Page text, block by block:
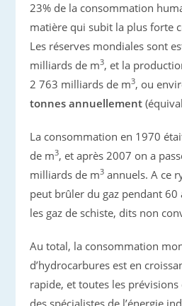
23% de la consommation
matière qui subit la plus forte
Les réserves mondiales sont
milliards de m3, et la
2 763 milliards de m3, ou
tonnes annuellement
La consommation en 1970
de m3, et après 2007 on a
milliards de m3 annuels. A ce
peut brûler du gaz pendant 60
les gaz de schiste, dits non
Au total, la consommation
d’hydrocarbures est en
rapide, et toutes les